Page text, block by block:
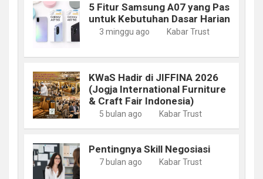
5 Fitur Samsung A07 yang Pas
untuk Kebutuhan Dasar Harian
3 minggu ago Kabar Trust
KWaS Hadir di JIFFINA 2026
(Jogja International Furniture
& Craft Fair Indonesia)
5 bulan ago Kabar Trust
Pentingnya Skill Negosiasi
7 bulan ago Kabar Trust